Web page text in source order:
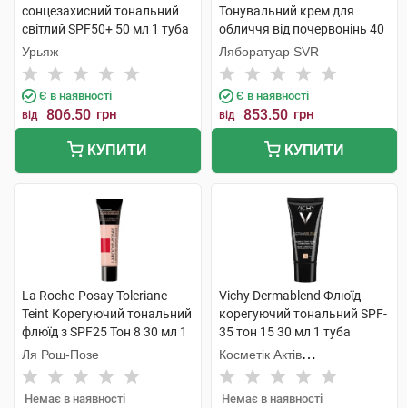
сонцезахисний тональний
світлий SPF50+ 50 мл 1 туба
Урьяж
Є в наявності
від 806.50 грн
КУПИТИ
Тонувальний крем для
обличчя від почервонінь 40
мл 1 флакон
Ляборатуар SVR
Є в наявності
від 853.50 грн
КУПИТИ
La Roche-Posay Toleriane
Teint Корегуючий тональний
флюїд з SPF25 Тон 8 30 мл 1
туба
Ля Рош-Позе
Немає в наявності
Vichy Dermablend Флюїд
корегуючий тональний SPF-
35 тон 15 30 мл 1 туба
Косметік Актів
Інтернаціональ
Немає в наявності